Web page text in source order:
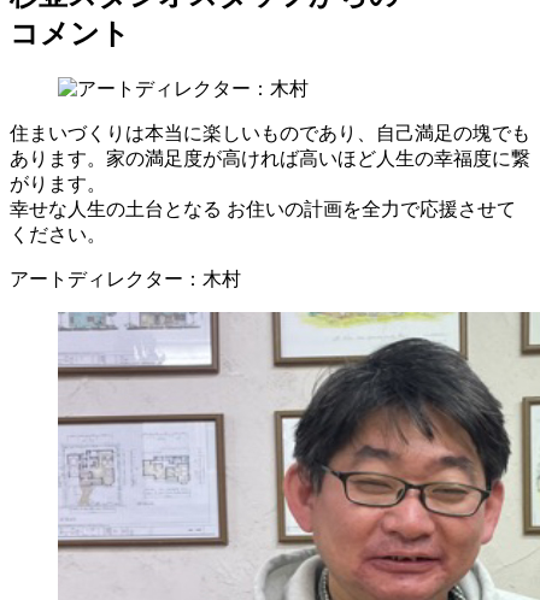
コメント
住まいづくりは本当に楽しいものであり、自己満足の塊でも
あります。家の満足度が高ければ高いほど人生の幸福度に繋
がります。
幸せな人生の土台となる お住いの計画を全力で応援させて
ください。
アートディレクター：木村